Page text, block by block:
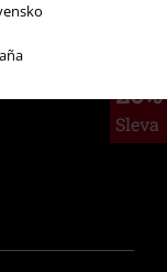
20%
Sleva